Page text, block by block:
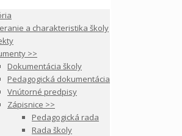
a charakteristika školy
>>
Dokumentácia školy
Pedagogická dokumentácia
Vnútorné predpisy
Zápisnice >>
Pedagogická rada
Rada školy